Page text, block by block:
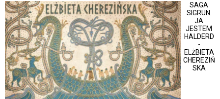
SAGA
SIGRUN.
JA
JESTEM
HALDERD
-
ELŻBIETA
CHEREZIŃ
SKA